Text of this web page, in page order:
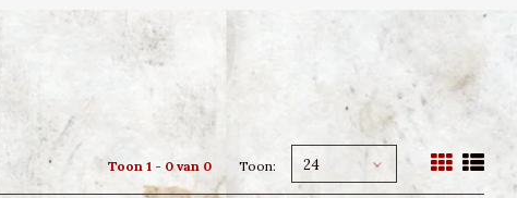
Toon 1 - 0 van 0 Toon: 24